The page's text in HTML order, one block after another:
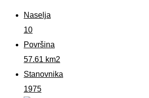
Naselja
10
Površina
57.61 km2
Stanovnika
1975